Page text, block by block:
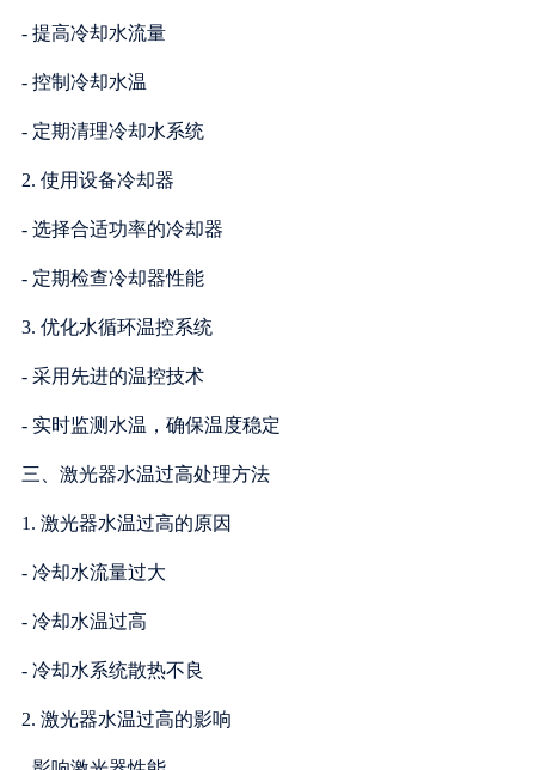
- 提高冷却水流量
- 控制冷却水温
- 定期清理冷却水系统
2. 使用设备冷却器
- 选择合适功率的冷却器
- 定期检查冷却器性能
3. 优化水循环温控系统
- 采用先进的温控技术
- 实时监测水温，确保温度稳定
三、激光器水温过高处理方法
1. 激光器水温过高的原因
- 冷却水流量过大
- 冷却水温过高
- 冷却水系统散热不良
2. 激光器水温过高的影响